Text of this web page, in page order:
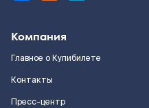
Компания
Главное о Купибилете
Контакты
Пресс-центр